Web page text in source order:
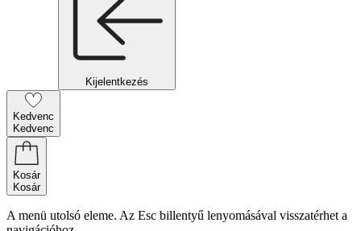
Kijelentkezés
Kedvenc
Kedvenc
Kosár
Kosár
A menü utolsó eleme. Az Esc billentyű lenyomásával visszatérhet a